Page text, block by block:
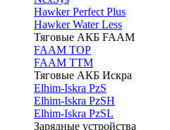
Hawker Perfect Plus
Hawker Water Less
Тяговые АКБ FAAM
FAAM TOP
FAAM TTM
Тяговые АКБ Искра
Elhim-Iskra PzS
Elhim-Iskra PzSH
Elhim-Iskra PzSL
Зарядные устройства